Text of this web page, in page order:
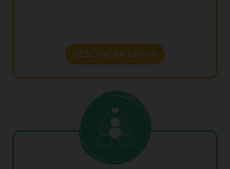
DESCARGAR GRATIS